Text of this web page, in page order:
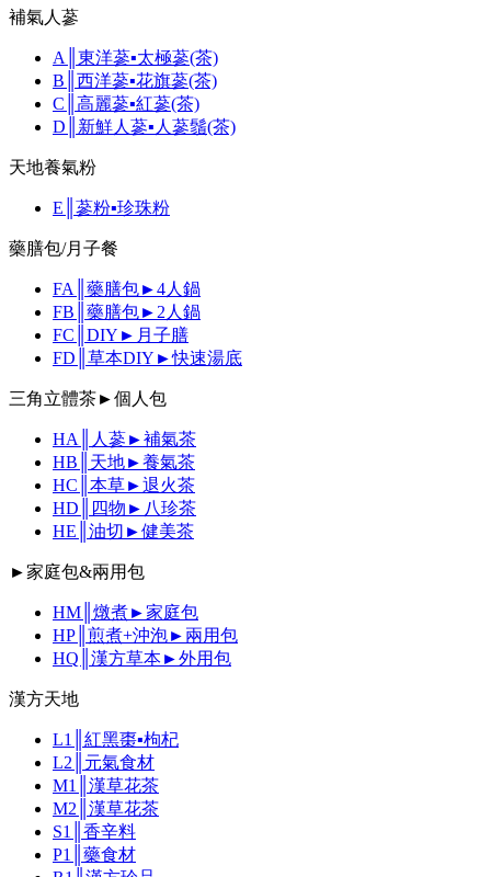
補氣人蔘
A║東洋蔘▪太極蔘(茶)
B║西洋蔘▪花旗蔘(茶)
C║高麗蔘▪紅蔘(茶)
D║新鮮人蔘▪人蔘鬚(茶)
天地養氣粉
E║蔘粉▪珍珠粉
藥膳包/月子餐
FA║藥膳包►4人鍋
FB║藥膳包►2人鍋
FC║DIY►月子膳
FD║草本DIY►快速湯底
三角立體茶►個人包
HA║人蔘►補氣茶
HB║天地►養氣茶
HC║本草►退火茶
HD║四物►八珍茶
HE║油切►健美茶
►家庭包&兩用包
HM║燉煮►家庭包
HP║煎煮+沖泡►兩用包
HQ║漢方草本►外用包
漢方天地
L1║紅黑棗▪枸杞
L2║元氣食材
M1║漢草花茶
M2║漢草花茶
S1║香辛料
P1║藥食材